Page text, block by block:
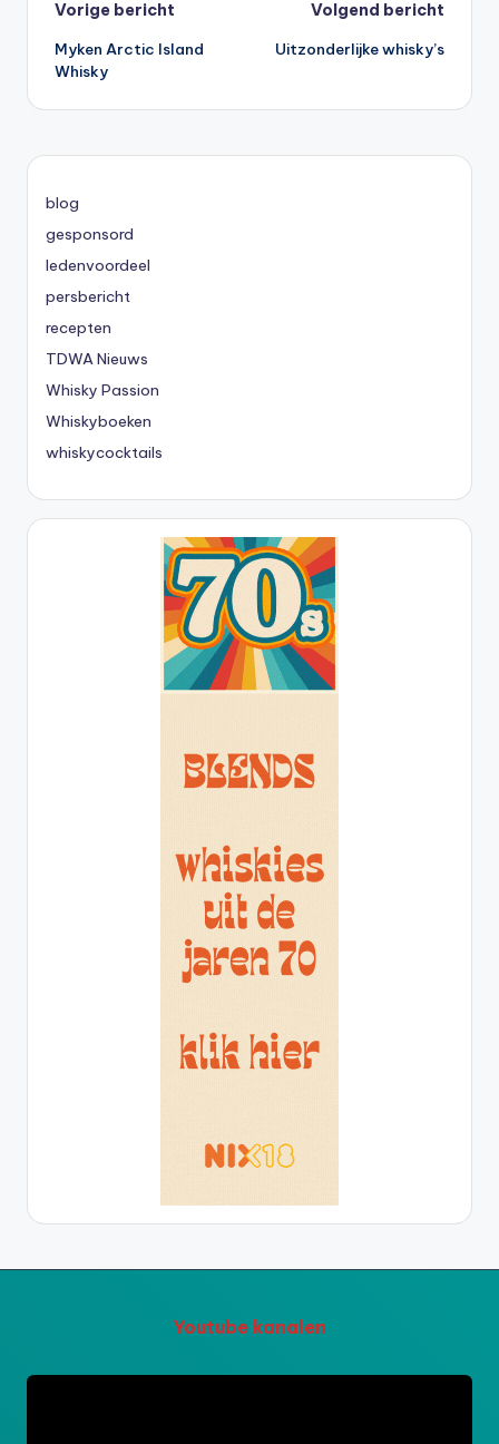
Bericht
navigatie
Vorige bericht
Myken Arctic Island
Whisky
Volgend bericht
Uitzonderlijke whisky’s
blog
gesponsord
ledenvoordeel
persbericht
recepten
TDWA Nieuws
Whisky Passion
Whiskyboeken
whiskycocktails
Youtube kanalen